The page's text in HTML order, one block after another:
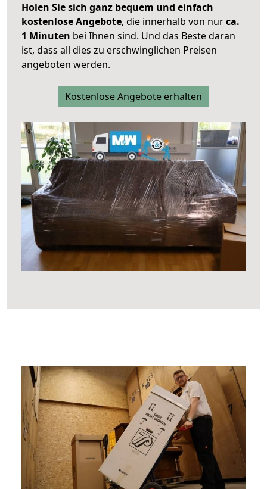
Holen Sie sich ganz bequem und einfach
kostenlose Angebote, die innerhalb von nurca.
1 Minuten bei Ihnen sind. Und das Beste daran
ist, dass all dies zu erschwinglichen Preisen
angeboten werden.
Kostenlose Angebote erhalten